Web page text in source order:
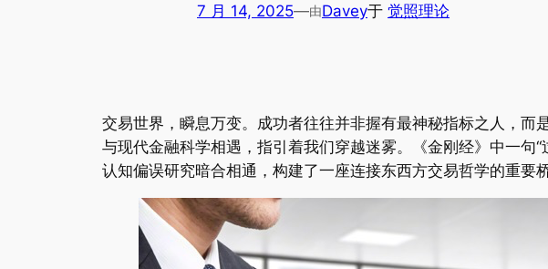
7 月 14, 2025—由Davey于 觉照理论
交易世界，瞬息万变。成功者往往并非握有最神秘指标之人，
与现代金融科学相遇，指引着我们穿越迷雾。《金刚经》中一句
认知偏误研究暗合相通，构建了一座连接东西方交易哲学的重